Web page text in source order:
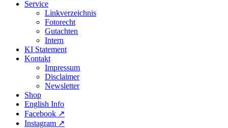
Service
Linkverzeichnis
Fotorecht
Gutachten
Intern
KI Statement
Kontakt
Impressum
Disclaimer
Newsletter
Shop
English Info
Facebook ↗︎
Instagram ↗︎